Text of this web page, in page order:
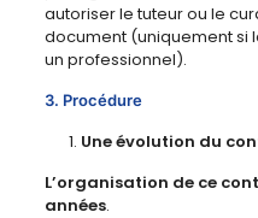
autoriser le tuteur ou le
document (uniquement si
un professionnel).
3. Procédure
Une évolution du
L’organisation de ce
années.